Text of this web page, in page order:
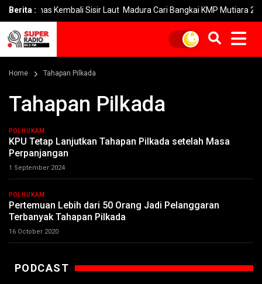
Berita :Kembali Sisir Laut Madura Cari Bangkai KMP Mutiara 2
Home Tahapan Pilkada
Tahapan Pilkada
POLHUKAM
KPU Tetap Lanjutkan Tahapan Pilkada setelah Masa
Perpanjangan
1 September 2024
POLHUKAM
Pertemuan Lebih dari 50 Orang Jadi Pelanggaran
Terbanyak Tahapan Pilkada
16 October 2020
PODCAST